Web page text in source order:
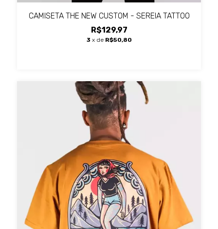
CAMISETA THE NEW CUSTOM - SEREIA TATTOO
R$129,97
3 x de R$50,80